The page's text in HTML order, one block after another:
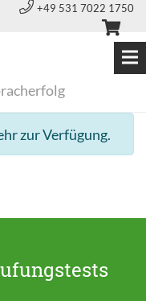
+49 531 7022 1750
zur Verfügung.